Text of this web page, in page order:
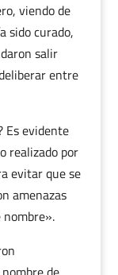
viendo de
sido curado,
salir
entre
Es evidente
realizado por
evitar que se
amenazas